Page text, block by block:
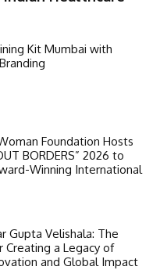
Kit Mumbai with
Foundation Hosts
BORDERS” 2026 to
Winning International
Gupta Velishala: The
Creating a Legacy of
and Global Impact